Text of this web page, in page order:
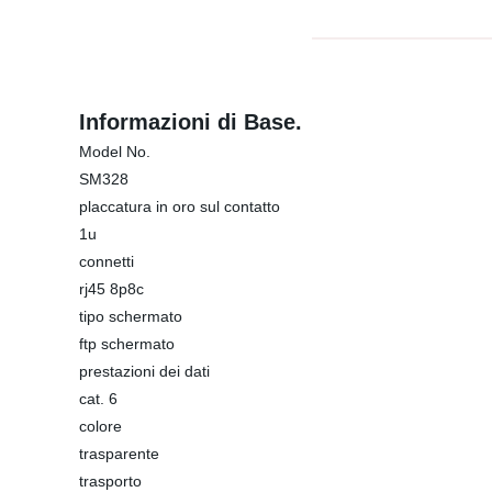
Informazioni di Base.
Model No.
SM328
placcatura in oro sul contatto
1u
connetti
rj45 8p8c
tipo schermato
ftp schermato
prestazioni dei dati
cat. 6
colore
trasparente
trasporto